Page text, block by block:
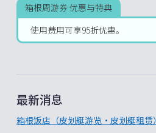
箱根周游券 优惠与特典
使用费用可享95折优惠。
最新消息
箱根饭店（皮划艇游览・皮划艇租赁）